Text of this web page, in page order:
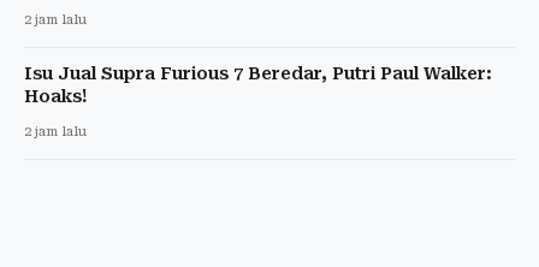
2 jam lalu
Isu Jual Supra Furious 7 Beredar, Putri Paul Walker:
Hoaks!
2 jam lalu